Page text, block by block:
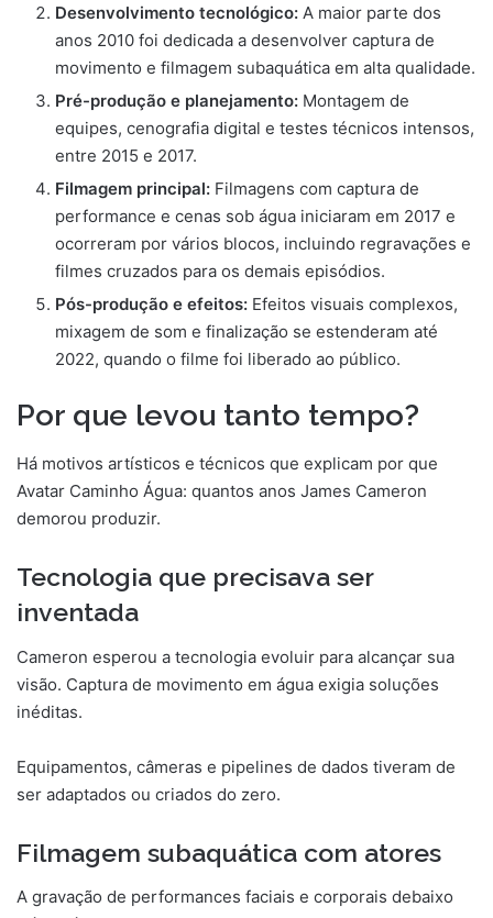
Desenvolvimento tecnológico: A maior parte dos
anos 2010 foi dedicada a desenvolver captura de
movimento e filmagem subaquática em alta qualidade.
Pré-produção e planejamento: Montagem de
equipes, cenografia digital e testes técnicos intensos,
entre 2015 e 2017.
Filmagem principal: Filmagens com captura de
performance e cenas sob água iniciaram em 2017 e
ocorreram por vários blocos, incluindo regravações e
filmes cruzados para os demais episódios.
Pós-produção e efeitos: Efeitos visuais complexos,
mixagem de som e finalização se estenderam até
2022, quando o filme foi liberado ao público.
Por que levou tanto tempo?
Há motivos artísticos e técnicos que explicam por que
Avatar Caminho Água: quantos anos James Cameron
demorou produzir.
Tecnologia que precisava ser
inventada
Cameron esperou a tecnologia evoluir para alcançar sua
visão. Captura de movimento em água exigia soluções
inéditas.
Equipamentos, câmeras e pipelines de dados tiveram de
ser adaptados ou criados do zero.
Filmagem subaquática com atores
A gravação de performances faciais e corporais debaixo